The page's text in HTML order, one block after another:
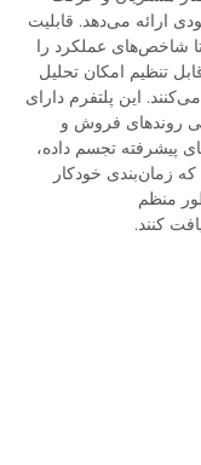
ارائه می‌دهد. قابلیت
شاخص‌های عملکرد را
تنظیم امکان تحلیل
این پلتفرم دارای
روندهای فروش و
پیشرفته تجسم داده،
زمان‌بندی خودکار
منظم
کنند.